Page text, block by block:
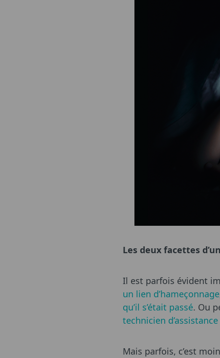
Les deux facettes
Il est parfois évident
un lien
qu’il s’était passé. Ou
technicien d’assistance
Mais parfois, c’est